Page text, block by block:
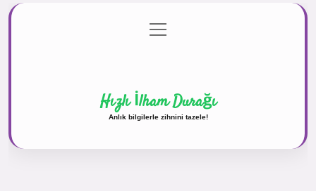
Gizlilik Politikası
menüyü
aç
Hızlı İlham Durağı
Anlık bilgilerle zihnini tazele!